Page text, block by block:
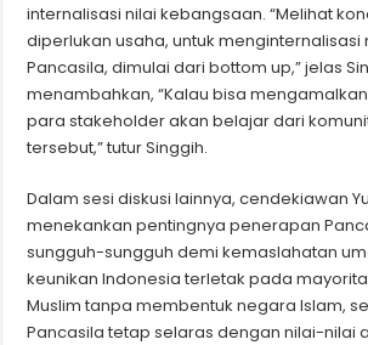
internalisasi nilai kebangsaan. “Melihat
diperlukan usaha, untuk menginternalisasi
Pancasila, dimulai dari bottom up,” jelas
menambahkan, “Kalau bisa
para stakeholder akan belajar dari
tersebut,” tutur Singgih.
Dalam sesi diskusi lainnya, cendekiawan
menekankan pentingnya penerapan
sungguh-sungguh demi kemaslahatan
keunikan Indonesia terletak pada
Muslim tanpa membentuk negara Islam,
Pancasila tetap selaras dengan nilai-nilai